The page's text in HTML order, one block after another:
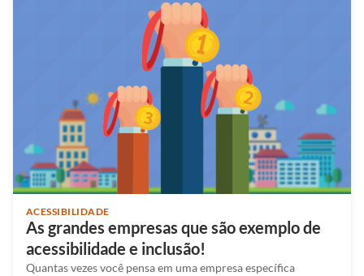
ACESSIBILIDADE
As grandes empresas que são exemplo de
acessibilidade e inclusão!
Quantas vezes você pensa em uma empresa específica